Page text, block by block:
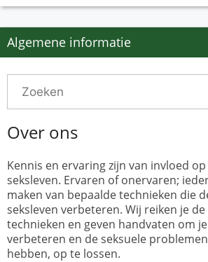
Algemene informatie
Over ons
Kennis en ervaring zijn van invloed
seksleven. Ervaren of onervaren;
maken van bepaalde technieken die
seksleven verbeteren. Wij reiken je
technieken en geven handvaten om
verbeteren en de seksuele
hebben, op te lossen.